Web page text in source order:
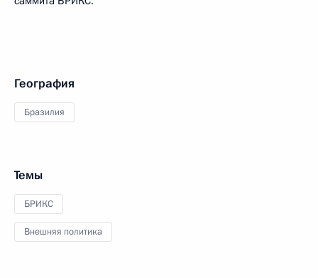
География
Бразилия
Темы
БРИКС
Внешняя политика